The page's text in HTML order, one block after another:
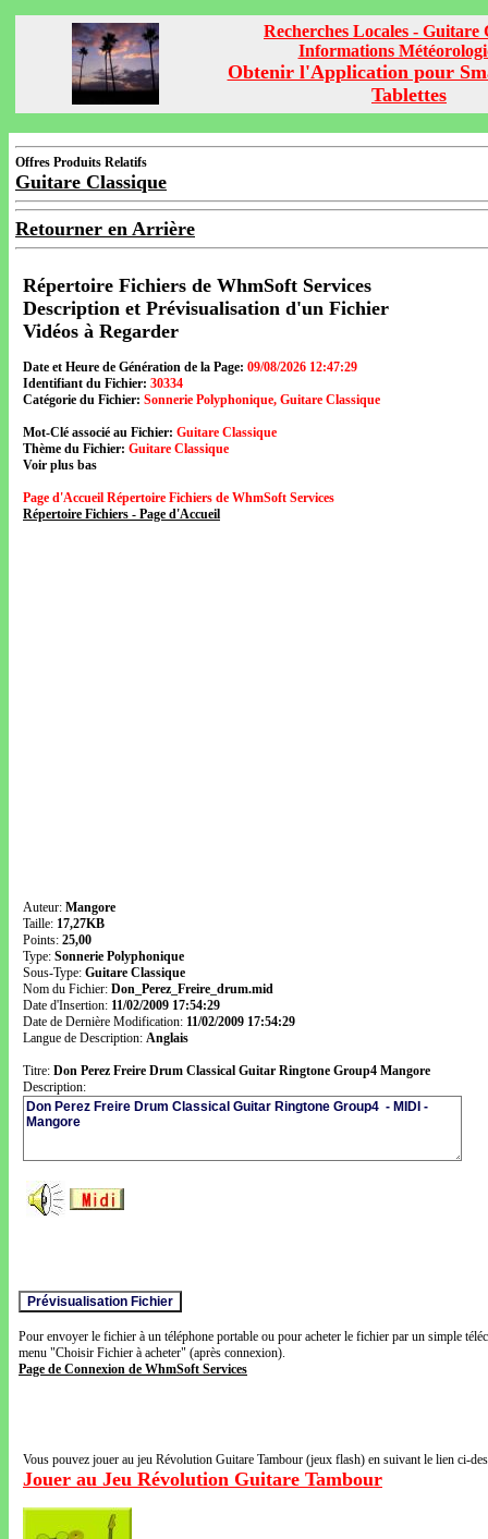
Recherches Locales - Guitare
Informations
Obtenir l'Application pour
Tablettes
Offres Produits Relatifs
Guitare Classique
Retourner en Arrière
Répertoire Fichiers de WhmSoft Services
Description et Prévisualisation d'un Fichier
Vidéos à Regarder
Date et Heure de Génération de la Page: 09/08/2026 12:47:29
Identifiant du Fichier: 30334
Catégorie du Fichier: Sonnerie Polyphonique, Guitare Classique
Mot-Clé associé au Fichier: Guitare Classique
Thème du Fichier: Guitare Classique
Voir plus bas
Page d'Accueil Répertoire Fichiers de WhmSoft Services
Répertoire Fichiers - Page d'Accueil
Auteur: Mangore
Taille: 17,27KB
Points: 25,00
Type: Sonnerie Polyphonique
Sous-Type: Guitare Classique
Nom du Fichier: Don_Perez_Freire_drum.mid
Date d'Insertion: 11/02/2009 17:54:29
Date de Dernière Modification: 11/02/2009 17:54:29
Langue de Description: Anglais
Titre: Don Perez Freire Drum Classical Guitar Ringtone Group4 Mangore
Description:
Pour envoyer le fichier à un téléphone portable ou pour acheter le fichier par un simple
menu "Choisir Fichier à acheter" (après connexion).
Page de Connexion de WhmSoft Services
Vous pouvez jouer au jeu Révolution Guitare Tambour (jeux flash) en suivant le lien ci-
Jouer au Jeu Révolution Guitare Tambour